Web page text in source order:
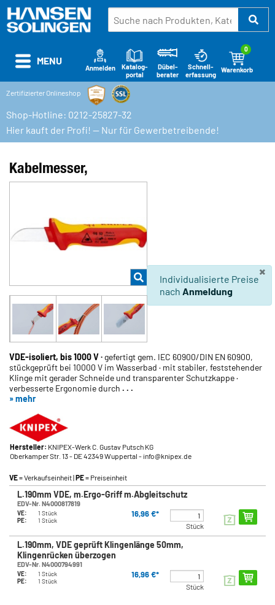
Warenkorb
0
Schnell-
erfassung
Dübel-
berater
Katalog-
portal
Anmelden
Zertifizierter Onlineshop
Shop-Hotline: 0212-25827-32
Hier kauft der Profi! — Nur für Gewerbetreibende!
MENU
Kabelmesser,
VDE-isoliert, bis 1000 V·gefertigt gem. IEC 60900/DIN EN 60900,
stückgeprüft bei 10000 V im Wasserbad · mit stabiler, feststehender
Klinge mit gerader Schneide und transparenter Schutzkappe ·
verbesserte Ergonomie durch . . .
» mehr
Hersteller: KNIPEX-Werk C. Gustav Putsch KG
Oberkamper Str. 13- DE 42349 Wuppertal - info@knipex.de
VE= Verkaufseinheit |PE= Preiseinheit
L.190mm VDE, m.Ergo-Griff m.Abgleitschutz
EDV-Nr. N4000817819
VE:
1 Stück
PE:
1 Stück
16,96 €*
Stück
L.190mm, VDE geprüft Klingenlänge 50mm,
Klingenrücken überzogen
EDV-Nr. N4000794991
VE:
1 Stück
PE:
1 Stück
16,96 €*
Stück
×
Individualisierte Preise
nach Anmeldung